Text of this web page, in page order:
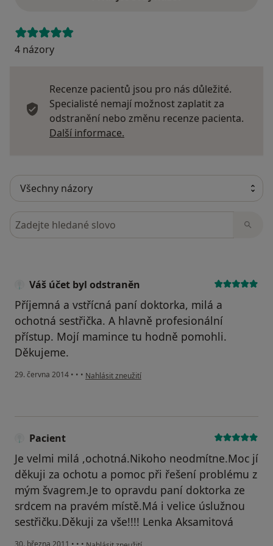
4 názory
Recenze pacientů jsou pro nás důležité.
Specialisté nemají možnost zaplatit za
odstranění nebo změnu recenze pacienta.
Další informace.
Hledejte v názorech
Váš účet byl odstraněn
Příjemná a vstřícná paní doktorka, milá a
ochotná sestřička. A hlavně profesionální
přístup. Mojí mamince tu hodně pomohli.
Děkujeme.
29. června 2014 • • • podle názoru uživatele Váš účet byl odstraněn
Nahlásit zneužití
Pacient
Je velmi milá ,ochotná.Nikoho neodmítne.Moc jí
děkuji za ochotu a pomoc při řešení problému z
mým švagrem.Je to opravdu paní doktorka ze
srdcem na pravém místě.Má i velice úslužnou
sestřičku.Děkuji za vše!!!! Lenka Aksamitová
podle názoru uživatele Pacient